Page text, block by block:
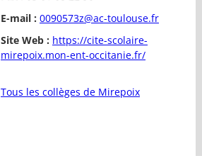
E-mail : 0090573z@ac-toulouse.fr
Site Web : https://cite-scolaire-
mirepoix.mon-ent-occitanie.fr/
Tous les collèges de Mirepoix